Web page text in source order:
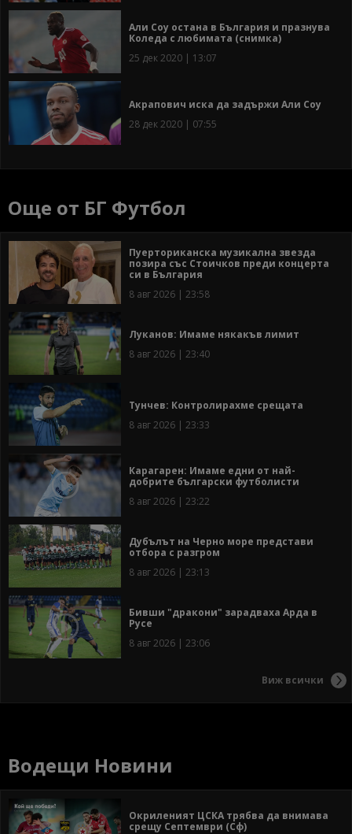
Али Соу остана в България и празнува
Коледа с любимата (снимка)
25 дек 2020 | 13:07
Акрапович иска да задържи Али Соу
28 дек 2020 | 07:55
Още от БГ Футбол
Пуерториканска музикална звезда
позира със Стоичков преди концерта
си в България
8 авг 2026 | 23:58
Луканов: Имаме някакъв лимит
8 авг 2026 | 23:40
Тунчев: Контролирахме срещата
8 авг 2026 | 23:33
Карагарен: Имаме едни от най-
добрите български футболисти
8 авг 2026 | 23:22
Дубълът на Черно море представи
отбора с разгром
8 авг 2026 | 23:13
Бивши "дракони" зарадваха Арда в
Русе
8 авг 2026 | 23:06
Виж всички
Водещи Новини
Окриленият ЦСКА трябва да внимава
срещу Септември (Сф)